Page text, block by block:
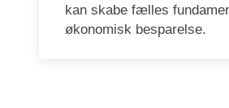
kan skabe fælles
økonomisk besparelse.